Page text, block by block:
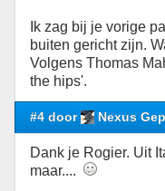
Ik zag bij je vorige
buiten gericht zijn.
Volgens Thomas
the hips'.
#4 door Nexus
Dank je Rogier. Uit
maar....